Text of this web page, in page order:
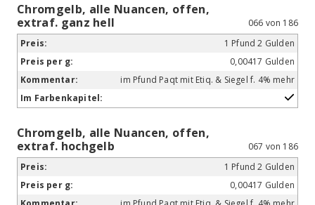
Chromgelb, alle Nuancen, offen,
extraf. ganz hell
066 von 186
1 Pfund 2 Gulden
0,00417 Gulden
im Pfund Paqt mit Etiq. & Siegel f. 4% mehr
Chromgelb, alle Nuancen, offen,
extraf. hochgelb
067 von 186
1 Pfund 2 Gulden
0,00417 Gulden